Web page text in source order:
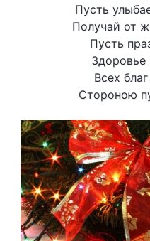
Пусть
Получай от
Пусть
Здоровье
Всех
Стороною